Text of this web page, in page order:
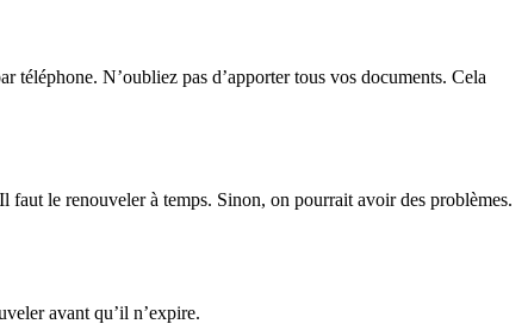
N’oubliez pas d’apporter tous vos documents. Cela
faut le renouveler à temps. Sinon, on pourrait avoir des problèmes.
avant qu’il n’expire.